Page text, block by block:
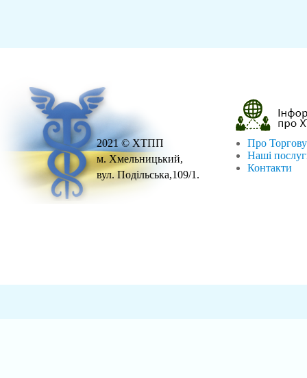
2021 © ХТПП
м. Хмельницький,
вул. Подільська,109/1.
Про
Наші
Контакти